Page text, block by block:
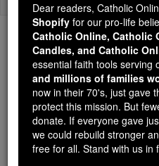
Trending:
Daily Reading for
Today's Reading The
2
Dear readers, Catholic
Shopify for our pro-life
Catholic Online, Catholic
Candles, and Catholic
essential faith tools serving
and millions of families
now in their 70's, just gave
protect this mission. But
donate. If everyone gave
we could rebuild stronger
free for all. Stand with us in